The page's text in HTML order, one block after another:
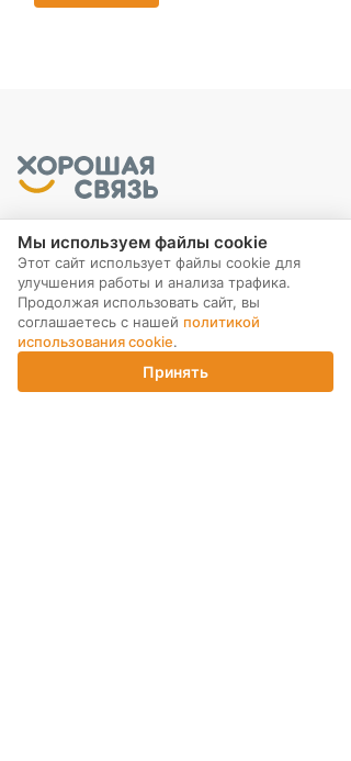
Корзина
МЫ В СОЦ. СЕТЯХ
Мы используем файлы cookie
Этот сайт использует файлы cookie для
улучшения работы и анализа трафика.
Продолжая использовать сайт, вы
соглашаетесь с нашей политикой
использования cookie.
Принять